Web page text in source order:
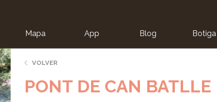
Mapa App Blog Botiga
VOLVER
PONT DE CAN BATLLE